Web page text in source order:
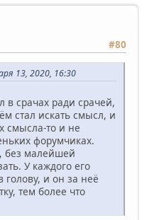
#80
13, 2020, 16:30
в срачах ради срачей,
стал искать смысл, и
смысла-то и не
форумчиках.
без малейшей
У каждого его
голову, и он за неё
тем более что